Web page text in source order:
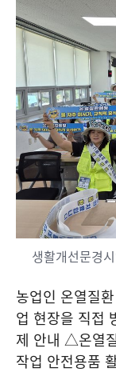
생활개선문경
농업인 온열질
업 현장을 직접
제 안내 △온열
작업 안전용품